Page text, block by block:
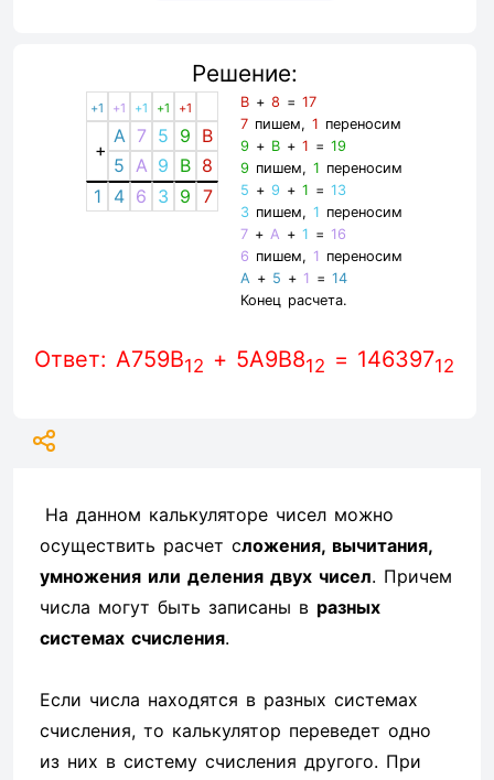
Решение:
+1 +1 +1 +1 +1
+
A 7 5 9 B
5 A 9 B 8
1
4 6 3 9 7
B +8 =17
7 пишем,1 переносим
9 + B +1 =19
9 пишем,1 переносим
5 +9 +1 =13
3 пишем,1 переносим
7 +A +1 = 16
6 пишем, 1 переносим
A + 5 + 1 =14
Конец расчета.
Ответ: A759B12 + 5A9B812 = 14639712
На данном калькуляторе чисел можно
осуществить расчет сложения, вычитания,
умножения или деления двух чисел. Причем
числа могут быть записаны в разных
системах счисления.
Если числа находятся в разных системах
счисления, то калькулятор переведет одно
из них в систему счисления другого. При